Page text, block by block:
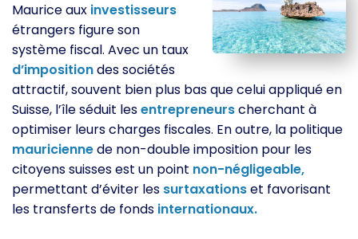
Maurice aux investisseurs
étrangers figure son
système fiscal. Avec un taux
d’impositiondes sociétés
attractif, souvent bien plus bas que celui appliqué en
Suisse, l’île séduit lesentrepreneurscherchant à
optimiser leurs charges fiscales. En outre, la politique
mauriciennede non-double imposition pour les
citoyens suisses est un point non-négligeable,
permettant d’éviter les surtaxationset favorisant
les transferts de fonds internationaux.